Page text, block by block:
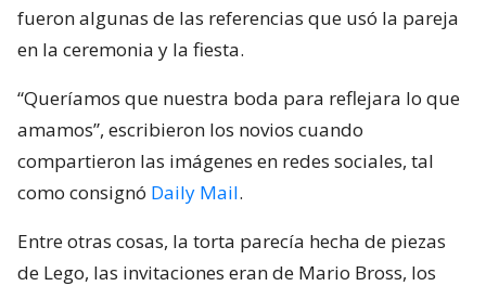
fueron algunas de las referencias que usó la pareja
en la ceremonia y la fiesta.
“Queríamos que nuestra boda para reflejara lo que
amamos”, escribieron los novios cuando
compartieron las imágenes en redes sociales, tal
como consignó Daily Mail.
Entre otras cosas, la torta parecía hecha de piezas
de Lego, las invitaciones eran de Mario Bross, los